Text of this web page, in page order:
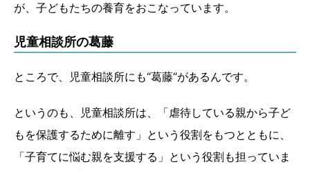
が、子どもたちの養育をおこなっています。
児童相談所の葛藤
ところで、児童相談所にも“葛藤“があるんです。
というのも、児童相談所は、「虐待している親から子ど
もを保護するために離す」という役割をもつとともに、
「子育てに悩む親を支援する」という役割も担っていま